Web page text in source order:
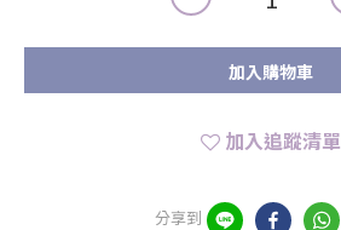
加入購物車
加入追蹤清單
分享到